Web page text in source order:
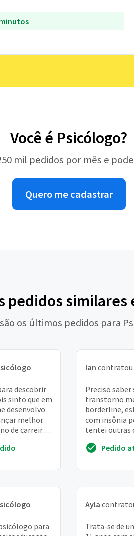
Você é Psicólogo?
mil pedidos por mês e
Quero me cadastrar
pedidos similares
os últimos pedidos para
descobrir
sinto que em
desenvolvo
melhor
de carreira,
Ian contratou
Preciso
transtorno
borderline,
com insônia
tentei outras
financeiro
Pedido
para
Ayla
Trata-se de